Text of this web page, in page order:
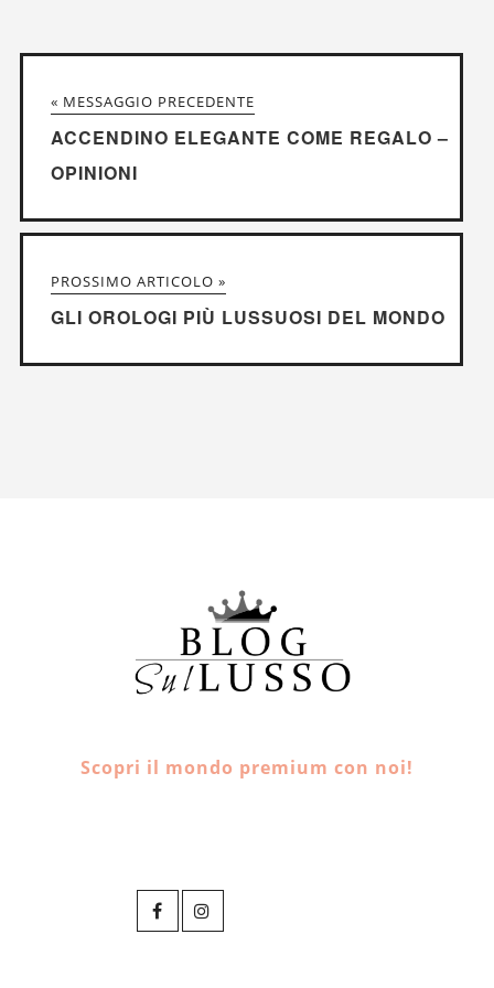
« MESSAGGIO PRECEDENTE
ACCENDINO ELEGANTE COME REGALO –
OPINIONI
PROSSIMO ARTICOLO »
GLI OROLOGI PIÙ LUSSUOSI DEL MONDO
Scopri il mondo premium con noi!